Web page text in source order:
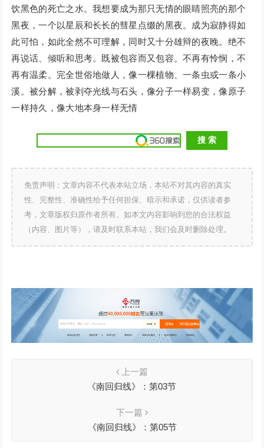
饮黑色的死亡之水。我想要成为那只无情的眼睛照亮的那个
黑夜，一个以星辰和长长的彗星点缀的黑夜。成为寂静得如
此可怕，如此全然不可理解，同时又十分雄辩的夜晚。绝不
再说话、倾听和思考。既被包容而又包容。不再有怜悯，不
再有温柔。完全世俗地做人，像一棵植物、一条虫或一条小
溪。被分解，被剥夺光线与石头，像分子一样易变，像原子
一样持久，像大地本身一样无情
免责声明：文章内容不代表本站立场，本站不对其内容的真实
性、完整性、准确性给予任何担保、暗示和承诺，仅供读者参
考，文章版权归原作者所有。如本文内容影响到您的合法权益
（内容、图片等），请及时联系本站，我们会及时删除处理。
上一篇
《南回归线》：第03节
下一篇
《南回归线》：第05节